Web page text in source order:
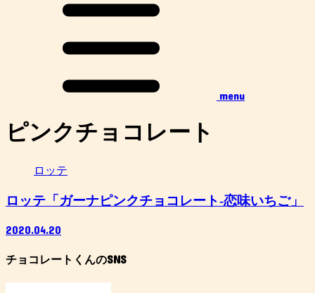
menu
ピンクチョコレート
ロッテ
ロッテ「ガーナピンクチョコレート-恋味いちご」
2020.04.20
チョコレートくんのSNS